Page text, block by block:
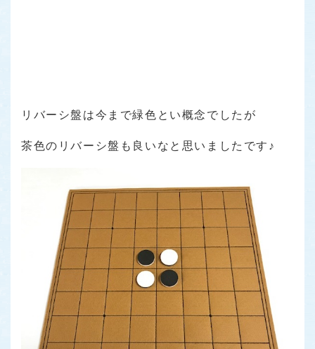
リバーシ盤は今まで緑色とい概念でしたが
茶色のリバーシ盤も良いなと思いましたです♪